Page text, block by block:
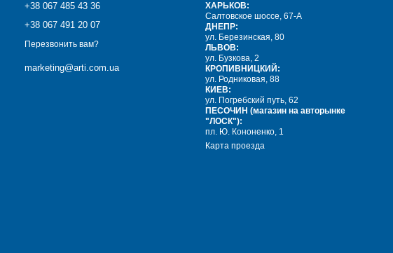
+38 067 485 43 36
+38 067 491 20 07
Перезвонить вам?
marketing@arti.com.ua
ХАРЬКОВ:
Салтовское шоссе, 67-А
ДНЕПР:
ул. Березинская, 80
ЛЬВОВ:
ул. Бузкова, 2
КРОПИВНИЦКИЙ:
ул. Родниковая, 88
КИЕВ:
ул. Погребский путь, 62
ПЕСОЧИН (магазин на авторынке
"ЛОСК"):
пл. Ю. Кононенко, 1
Карта проезда